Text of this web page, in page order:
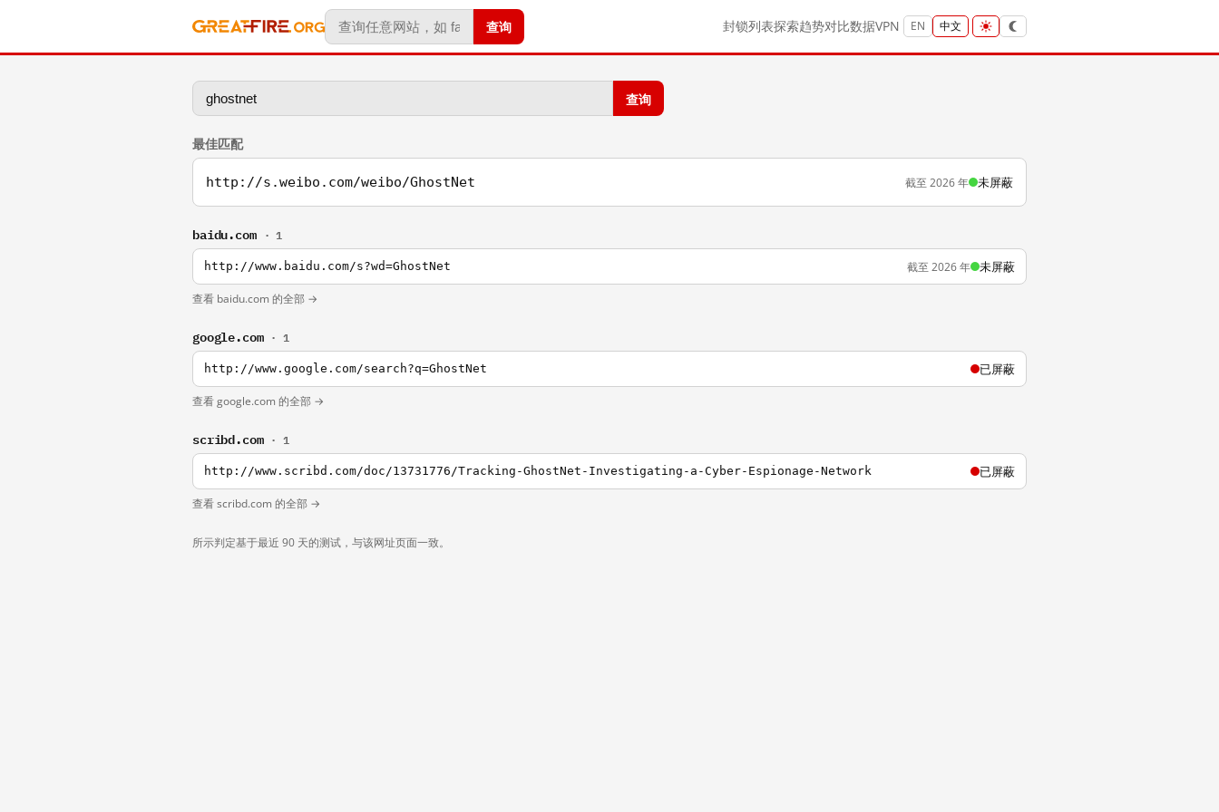
查询 封锁列表探索趋势对比数据VPN EN 中文
查询
最佳匹配
http://s.weibo.com/weibo/GhostNet 截至 2026 年 未屏蔽
baidu.com · 1
http://www.baidu.com/s?wd=GhostNet 截至 2026 年 未屏蔽
查看 baidu.com 的全部 →
google.com · 1
http://www.google.com/search?q=GhostNet 已屏蔽
查看 google.com 的全部 →
scribd.com · 1
http://www.scribd.com/doc/13731776/Tracking-GhostNet-Investigating-a-Cyber-Espionage-Network 已屏蔽
查看 scribd.com 的全部 →
所示判定基于最近 90 天的测试，与该网址页面一致。